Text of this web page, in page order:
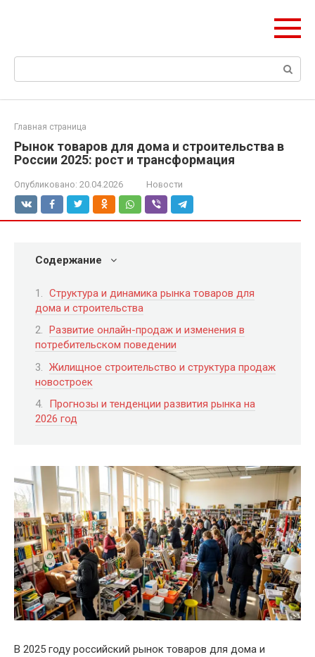
Поиск:
Главная страница
Рынок товаров для дома и строительства в
России 2025: рост и трансформация
Опубликовано: 20.04.2026 Новости
Содержание
Структура и динамика рынка товаров для
дома и строительства
Развитие онлайн-продаж и изменения в
потребительском поведении
Жилищное строительство и структура продаж
новостроек
Прогнозы и тенденции развития рынка на
2026 год
В 2025 году российский рынок товаров для дома и